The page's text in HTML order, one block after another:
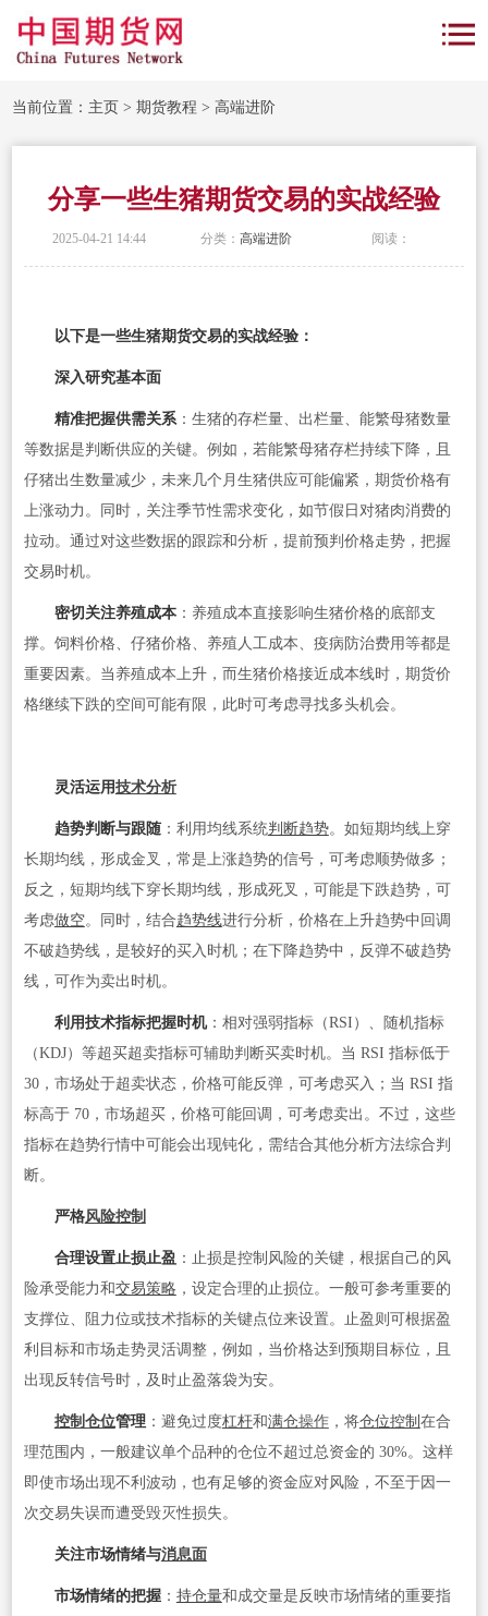
当前位置： 主页 >期货教程 > 高端进阶
分享一些生猪期货交易的实战经验
2025-04-21 14:44 分类： 高端进阶 阅读：
以下是一些生猪期货交易的实战经验：
深入研究基本面
精准把握供需关系：生猪的存栏量、出栏量、能繁母猪数量
等数据是判断供应的关键。例如，若能繁母猪存栏持续下降，且
仔猪出生数量减少，未来几个月生猪供应可能偏紧，期货价格有
上涨动力。同时，关注季节性需求变化，如节假日对猪肉消费的
拉动。通过对这些数据的跟踪和分析，提前预判价格走势，把握
交易时机。
密切关注养殖成本：养殖成本直接影响生猪价格的底部支
撑。饲料价格、仔猪价格、养殖人工成本、疫病防治费用等都是
重要因素。当养殖成本上升，而生猪价格接近成本线时，期货价
格继续下跌的空间可能有限，此时可考虑寻找多头机会。
灵活运用技术分析
趋势判断与跟随：利用均线系统判断趋势。如短期均线上穿
长期均线，形成金叉，常是上涨趋势的信号，可考虑顺势做多；
反之，短期均线下穿长期均线，形成死叉，可能是下跌趋势，可
考虑做空。同时，结合趋势线进行分析，价格在上升趋势中回调
不破趋势线，是较好的买入时机；在下降趋势中，反弹不破趋势
线，可作为卖出时机。
利用技术指标把握时机：相对强弱指标（RSI）、随机指标
（KDJ）等超买超卖指标可辅助判断买卖时机。当 RSI 指标低于
30，市场处于超卖状态，价格可能反弹，可考虑买入；当 RSI 指
标高于 70，市场超买，价格可能回调，可考虑卖出。不过，这些
指标在趋势行情中可能会出现钝化，需结合其他分析方法综合判
断。
严格风险控制
合理设置止损止盈 ：止损是控制风险的关键，根据自己的风
险承受能力和交易策略 ，设定合理的止损位。一般可参考重要的
支撑位、阻力位或技术指标的关键点位来设置。止盈则可根据盈
利目标和市场走势灵活调整，例如，当价格达到预期目标位，且
出现反转信号时，及时止盈落袋为安。
控制仓位管理：避免过度杠杆和满仓操作，将仓位控制 在合
理范围内，一般建议单个品种的仓位不超过总资金的 30%。这样
即使市场出现不利波动，也有足够的资金应对风险，不至于因一
次交易失误而遭受毁灭性损失。
关注市场情绪与消息面
市场情绪的把握： 持仓量和成交量是反映市场情绪的重要指